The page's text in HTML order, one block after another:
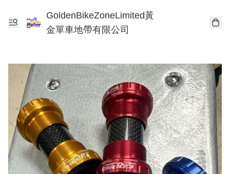
GoldenBikeZoneLimited黃
金單車地帶有限公司